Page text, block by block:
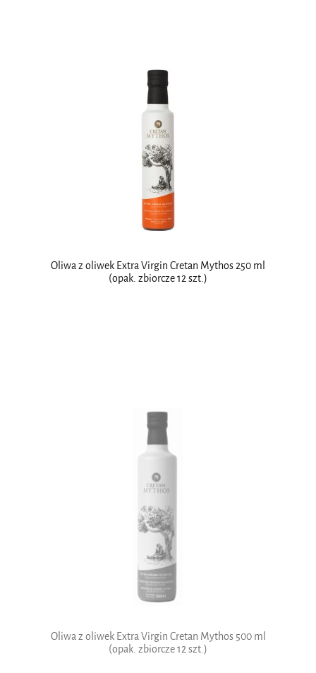
Oliwa z oliwek Extra Virgin Cretan Mythos 250 ml
(opak. zbiorcze 12 szt.)
Oliwa z oliwek Extra Virgin Cretan Mythos 500 ml
(opak. zbiorcze 12 szt.)